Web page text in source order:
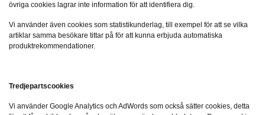
övriga cookies lagrar inte information för att identifiera dig.
Vi använder även cookies som statistikunderlag, till exempel för att se vilka
artiklar samma besökare tittar på för att kunna erbjuda automatiska
produktrekommendationer.
Tredjepartscookies
Vi använder Google Analytics och AdWords som också sätter cookies, detta